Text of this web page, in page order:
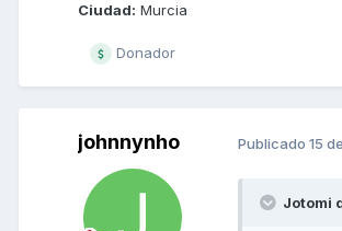
Ciudad: Murcia
Donador
johnnynho Publicado 15
Jotomi